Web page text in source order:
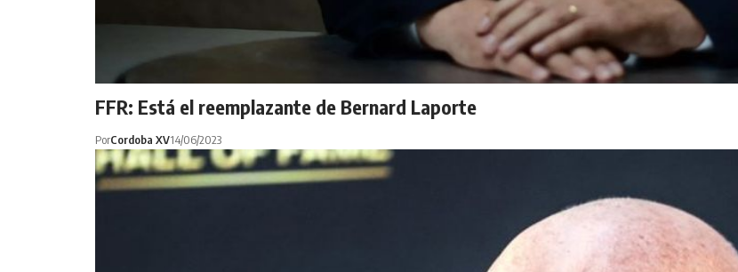
FFR: Está el reemplazante de Bernard Laporte
PorCordoba XV14/06/2023